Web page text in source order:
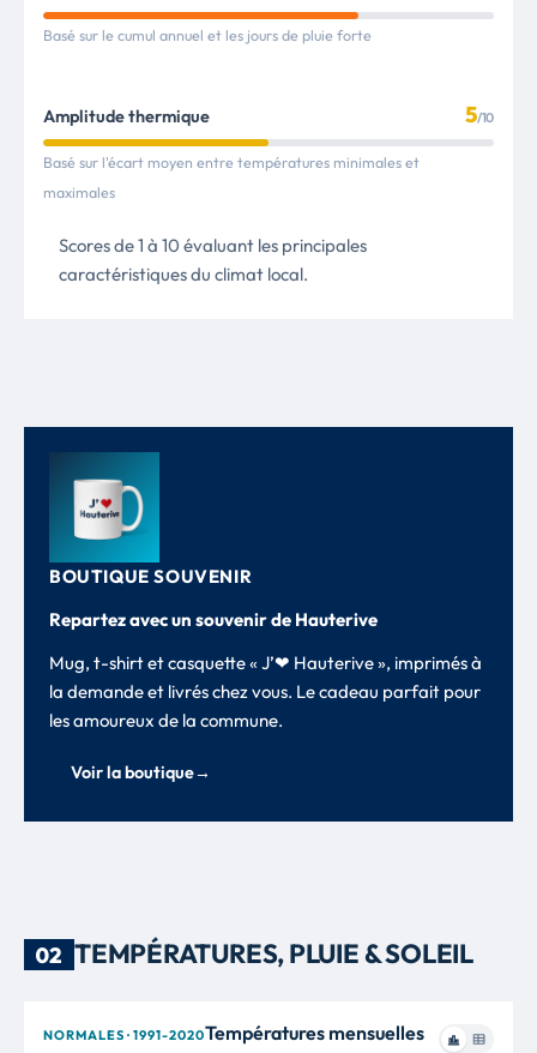
Basé sur le cumul annuel et les jours de pluie forte
Amplitude thermique 5/10
Basé sur l'écart moyen entre températures minimales et
maximales
Scores de 1 à 10 évaluant les principales
caractéristiques du climat local.
BOUTIQUE SOUVENIR
Repartez avec un souvenir de Hauterive
Mug, t-shirt et casquette « J’❤ Hauterive », imprimés à
la demande et livrés chez vous. Le cadeau parfait pour
les amoureux de la commune.
Voir la boutique→
02 TEMPÉRATURES, PLUIE & SOLEIL
NORMALES · 1991-2020Températures mensuelles